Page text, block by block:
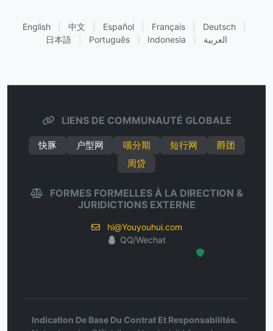
English 中文 Español Français Deutsch
日本語
Português Indonesia العربية
LIENS DE COMMUNAUTÉ GLOBALE
快豚 户型网 喵分期 短行网
爵团
周贷
FORMES FORMELLES À LA DIRECTION &
JURIDICTIONS EXTERNE
hi@Youyouhui.com
QQ/Wechat
Indication De Base Du Contrat Et Responsabilités.